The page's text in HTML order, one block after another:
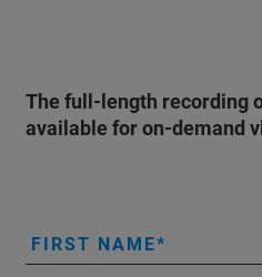
The full-length recording
available for on-demand
FIRST NAME